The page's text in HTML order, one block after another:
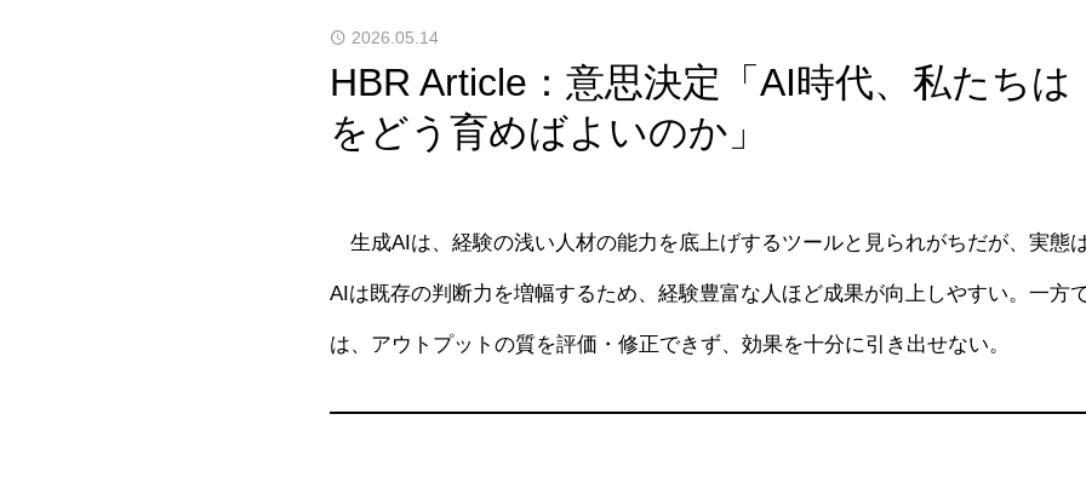
2026.05.14
HBR Article：意思決定「AI時代、私たちは
をどう育めばよいのか」
生成AIは、経験の浅い人材の能力を底上げするツールと見られがちだが、実態は
AIは既存の判断力を増幅するため、経験豊富な人ほど成果が向上しやすい。一方
は、アウトプットの質を評価・修正できず、効果を十分に引き出せない。